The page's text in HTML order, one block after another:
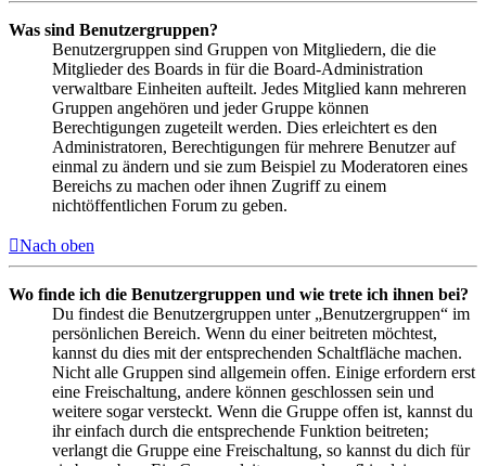
Was sind Benutzergruppen?
Benutzergruppen sind Gruppen von Mitgliedern, die die
Mitglieder des Boards in für die Board-Administration
verwaltbare Einheiten aufteilt. Jedes Mitglied kann mehreren
Gruppen angehören und jeder Gruppe können
Berechtigungen zugeteilt werden. Dies erleichtert es den
Administratoren, Berechtigungen für mehrere Benutzer auf
einmal zu ändern und sie zum Beispiel zu Moderatoren eines
Bereichs zu machen oder ihnen Zugriff zu einem
nichtöffentlichen Forum zu geben.
Nach oben
Wo finde ich die Benutzergruppen und wie trete ich ihnen bei?
Du findest die Benutzergruppen unter „Benutzergruppen“ im
persönlichen Bereich. Wenn du einer beitreten möchtest,
kannst du dies mit der entsprechenden Schaltfläche machen.
Nicht alle Gruppen sind allgemein offen. Einige erfordern erst
eine Freischaltung, andere können geschlossen sein und
weitere sogar versteckt. Wenn die Gruppe offen ist, kannst du
ihr einfach durch die entsprechende Funktion beitreten;
verlangt die Gruppe eine Freischaltung, so kannst du dich für